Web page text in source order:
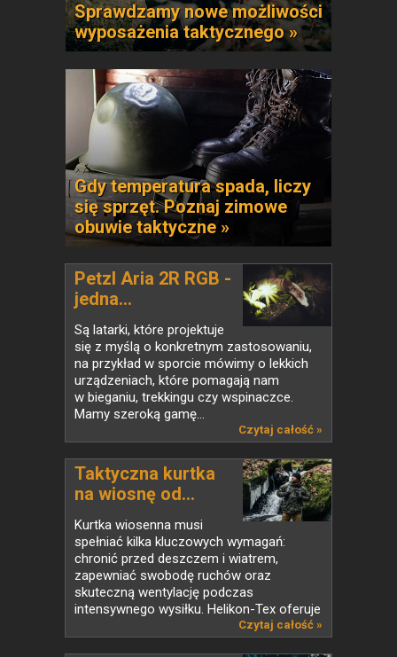
Sprawdzamy nowe możliwości
wyposażenia taktycznego »
Gdy temperatura spada, liczy
się sprzęt. Poznaj zimowe
obuwie taktyczne »
Petzl Aria 2R RGB -
jedna...
Są latarki, które projektuje
się z myślą o konkretnym zastosowaniu,
na przykład w sporcie mówimy o lekkich
urządzeniach, które pomagają nam
w bieganiu, trekkingu czy wspinaczce.
Mamy szeroką gamę...
Czytaj całość »
Taktyczna kurtka
na wiosnę od...
Kurtka wiosenna musi
spełniać kilka kluczowych wymagań:
chronić przed deszczem i wiatrem,
zapewniać swobodę ruchów oraz
skuteczną wentylację podczas
intensywnego wysiłku. Helikon-Tex oferuje
Czytaj całość »